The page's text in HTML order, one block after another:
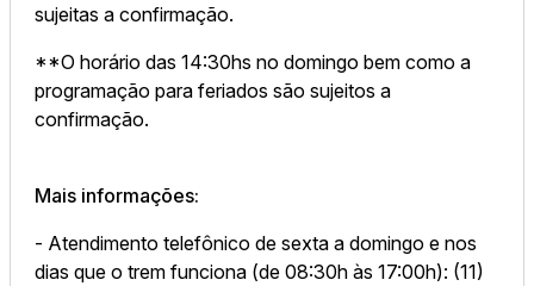
sujeitas a confirmação.
**O horário das 14:30hs no domingo bem como a
programação para feriados são sujeitos a
confirmação.
Mais informações:
- Atendimento telefônico de sexta a domingo e nos
dias que o trem funciona (de 08:30h às 17:00h): (11)